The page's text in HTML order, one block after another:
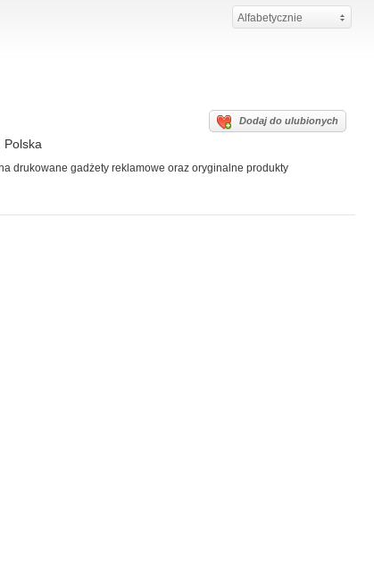
Alfabetycznie
Dodaj do ulubionych
Polska
drukowane gadżety reklamowe oraz oryginalne produkty